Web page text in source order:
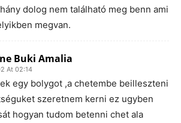
dolog nem található meg benn ami
megvan.
Buki Amalia
At 02:14
egy bolygot ,a chetembe beilleszteni
szeretnem kerni ez ugyben
hogyan tudom betenni chet ala